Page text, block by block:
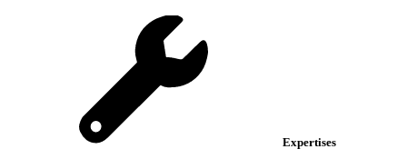
Expertises